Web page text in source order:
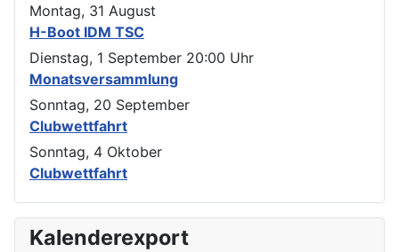
Montag, 31 August
H-Boot IDM TSC
Dienstag, 1 September 20:00 Uhr
Monatsversammlung
Sonntag, 20 September
Clubwettfahrt
Sonntag, 4 Oktober
Clubwettfahrt
Kalenderexport